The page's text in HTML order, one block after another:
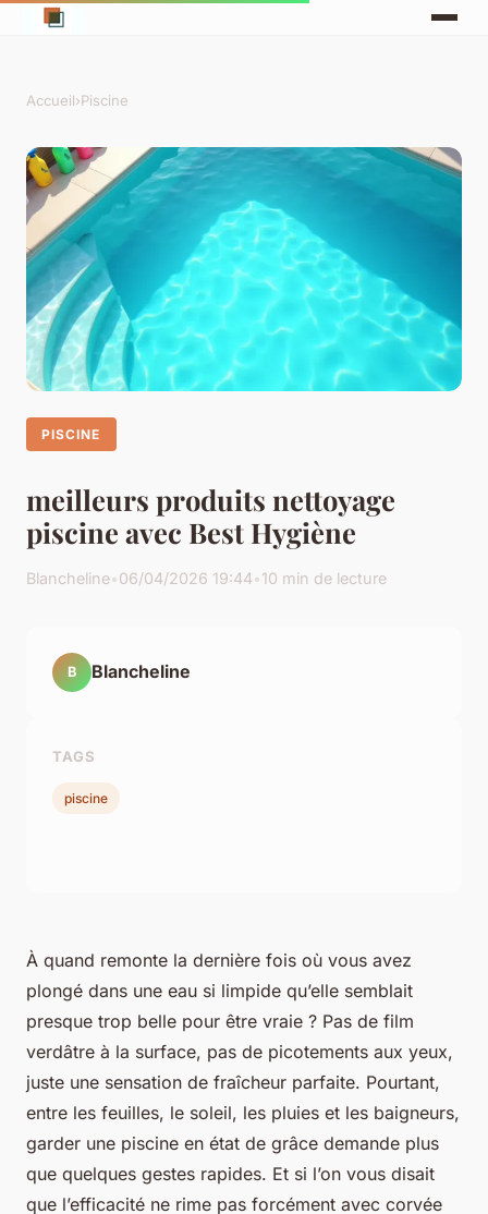
Accueil›Piscine
PISCINE
meilleurs produits nettoyage
piscine avec Best Hygiène
Blancheline•06/04/2026 19:44•10 min de lecture
À quand remonte la dernière fois où vous avez
plongé dans une eau si limpide qu’elle semblait
presque trop belle pour être vraie ? Pas de film
verdâtre à la surface, pas de picotements aux yeux,
juste une sensation de fraîcheur parfaite. Pourtant,
entre les feuilles, le soleil, les pluies et les baigneurs,
garder une piscine en état de grâce demande plus
que quelques gestes rapides. Et si l’on vous disait
que l’efficacité ne rime pas forcément avec corvée
B Blancheline
TAGS
piscine